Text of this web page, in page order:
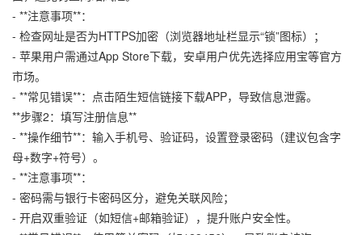
- **注意事项**：
- 检查网址是否为HTTPS加密（浏览器地址栏显示“锁”图标）；
- 苹果用户需通过App Store下载，安卓用户优先选择应用宝等官方
市场。
- **常见错误**：点击陌生短信链接下载APP，导致信息泄露。
**步骤2：填写注册信息**
- **操作细节**：输入手机号、验证码，设置登录密码（建议包含字
母+数字+符号）。
- **注意事项**：
- 密码需与银行卡密码区分，避免关联风险；
- 开启双重验证（如短信+邮箱验证），提升账户安全性。